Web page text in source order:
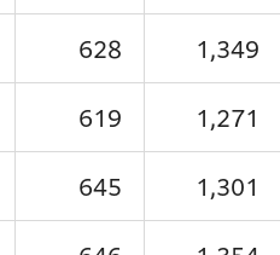
628 1,349
619 1,271
645 1,301